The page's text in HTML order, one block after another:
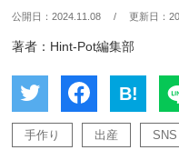
公開日：2024.11.08 / 更新日：
著者：Hint-Pot編集部
B!
手作り 出産 SNS